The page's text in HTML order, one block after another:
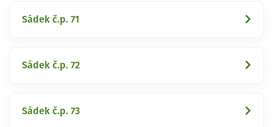
Sádek č.p. 71
Sádek č.p. 72
Sádek č.p. 73